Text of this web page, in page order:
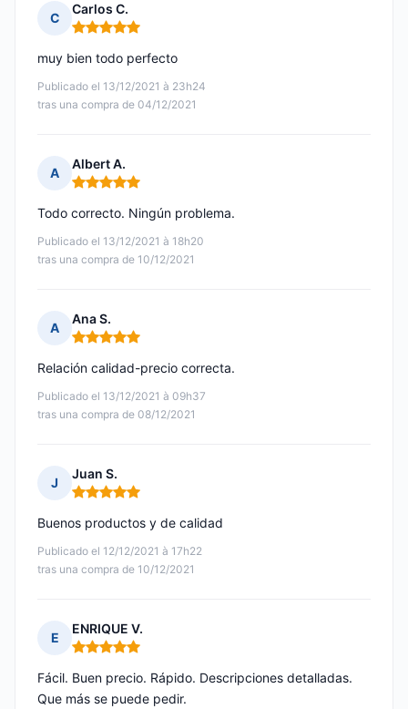
C
Carlos C.
Nota: 5 de 5
Publicado el 13/12/2021 à 23h24
tras una compra de 04/12/2021
muy bien todo perfecto
A
Albert A.
Nota: 5 de 5
Publicado el 13/12/2021 à 18h20
tras una compra de 10/12/2021
Todo correcto. Ningún problema.
A
Ana S.
Nota: 5 de 5
Publicado el 13/12/2021 à 09h37
tras una compra de 08/12/2021
Relación calidad-precio correcta.
J
Juan S.
Nota: 5 de 5
Publicado el 12/12/2021 à 17h22
tras una compra de 10/12/2021
Buenos productos y de calidad
E
ENRIQUE V.
Nota: 5 de 5
Fácil. Buen precio. Rápido. Descripciones detalladas.
Que más se puede pedir.